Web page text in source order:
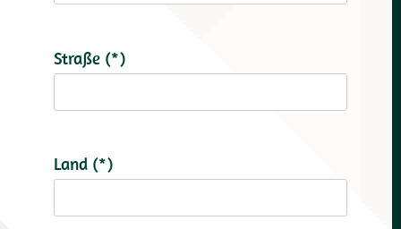
Straße (*)
Land (*)